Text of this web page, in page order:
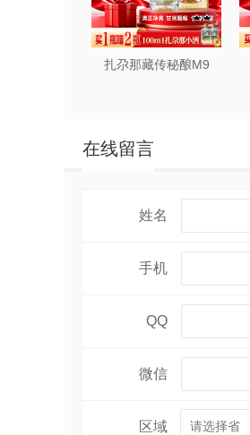
扎尕那藏传秘酿M9
在线留言
姓名
手机
QQ
微信
区域